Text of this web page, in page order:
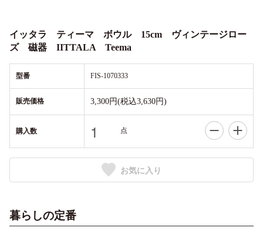
イッタラ ティーマ ボウル 15cm ヴィンテージロー
ズ 磁器 IITTALA Teema
型番 FIS-1070333
販売価格 3,300円(税込3,630円)
購入数 点
お気に入り
暮らしの定番